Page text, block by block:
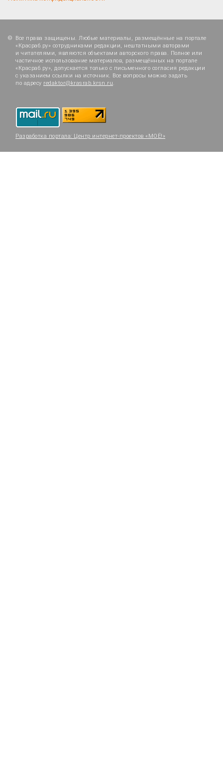
Все права защищены. Любые материалы, размещённые на портале
«Красраб.ру» сотрудниками редакции, нештатными авторами
и читателями, являются объектами авторского права. Полное или
частичное использование материалов, размещённых на портале
«Красраб.ру», допускается только с письменного согласия редакции
с указанием ссылки на источник. Все вопросы можно задать
по адресу redaktor@krasrab.krsn.ru.
Разработка портала: Центр интернет-проектов «МОЁ!»